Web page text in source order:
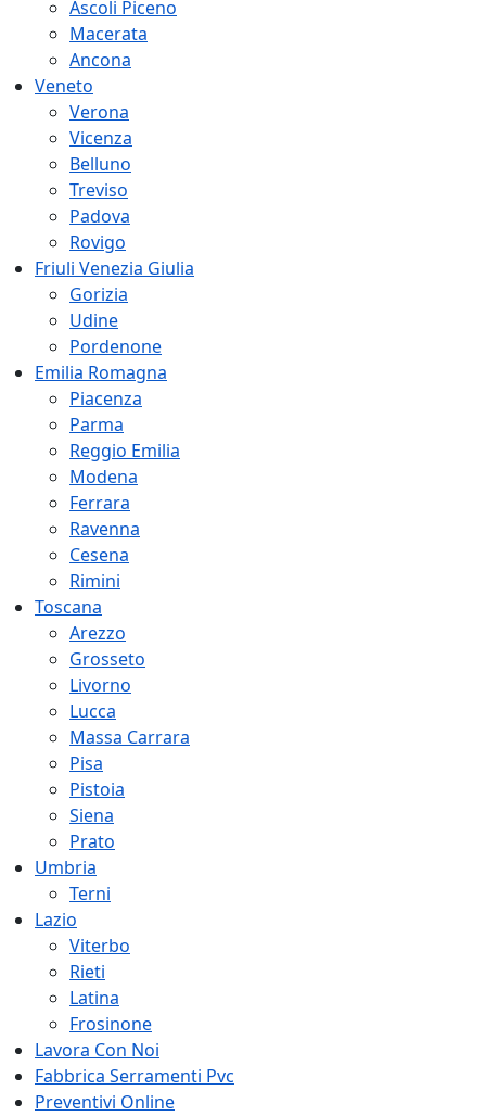
Ascoli Piceno
Macerata
Ancona
Veneto
Verona
Vicenza
Belluno
Treviso
Padova
Rovigo
Friuli Venezia Giulia
Gorizia
Udine
Pordenone
Emilia Romagna
Piacenza
Parma
Reggio Emilia
Modena
Ferrara
Ravenna
Cesena
Rimini
Toscana
Arezzo
Grosseto
Livorno
Lucca
Massa Carrara
Pisa
Pistoia
Siena
Prato
Umbria
Terni
Lazio
Viterbo
Rieti
Latina
Frosinone
Lavora Con Noi
Fabbrica Serramenti Pvc
Preventivi Online